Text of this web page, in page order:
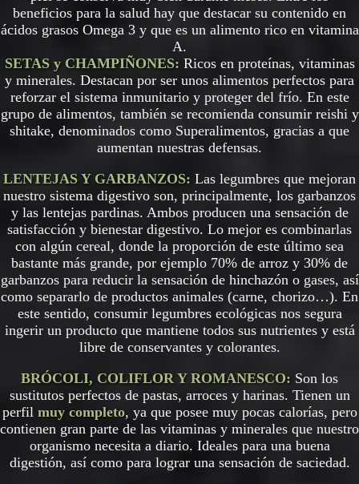
beneficios para la salud hay que destacar su contenido en
ácidos grasos Omega 3 y que es un alimento rico en vitamina
A.
SETAS y CHAMPIÑONES: Ricos en proteínas, vitaminas
y minerales. Destacan por ser unos alimentos perfectos para
reforzar el sistema inmunitario y proteger del frío. En este
grupo de alimentos, también se recomienda consumir reishi y
shitake, denominados como Superalimentos, gracias a que
aumentan nuestras defensas.
LENTEJAS Y GARBANZOS: Las legumbres que mejoran
nuestro sistema digestivo son, principalmente, los garbanzos
y las lentejas pardinas. Ambos producen una sensación de
satisfacción y bienestar digestivo. Lo mejor es combinarlas
con algún cereal, donde la proporción de este último sea
bastante más grande, por ejemplo 70% de arroz y 30% de
garbanzos para reducir la sensación de hinchazón o gases, así
como separarlo de productos animales (carne, chorizo…). En
este sentido, consumir legumbres ecológicas nos segura
ingerir un producto que mantiene todos sus nutrientes y está
libre de conservantes y colorantes.
BRÓCOLI, COLIFLOR Y ROMANESCO: Son los
sustitutos perfectos de pastas, arroces y harinas. Tienen un
perfil muy completo, ya que posee muy pocas calorías, pero
contienen gran parte de las vitaminas y minerales que nuestro
organismo necesita a diario. Ideales para una buena
digestión, así como para lograr una sensación de saciedad.